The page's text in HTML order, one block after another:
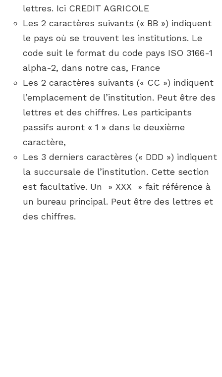
lettres. Ici CREDIT AGRICOLE
Les 2 caractères suivants (« BB ») indiquent
le pays où se trouvent les institutions. Le
code suit le format du code pays ISO 3166-1
alpha-2, dans notre cas, France
Les 2 caractères suivants (« CC ») indiquent
l’emplacement de l’institution. Peut être des
lettres et des chiffres. Les participants
passifs auront « 1 » dans le deuxième
caractère,
Les 3 derniers caractères (« DDD ») indiquent
la succursale de l’institution. Cette section
est facultative. Un » XXX » fait référence à
un bureau principal. Peut être des lettres et
des chiffres.